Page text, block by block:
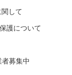
して
護について
募集中